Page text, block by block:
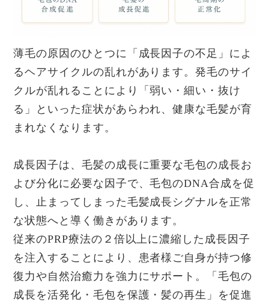
薄毛の原因のひとつに「成長因子の不足」によ
るヘアサイクルの乱れがあります。発毛のサイ
クルが乱れることにより「弱い・細い・抜け
る」といった症状があらわれ、健康な毛髪が育
まれなくなります。
成長因子は、毛髪の成長に重要な毛包の成長お
よび分化に必要な因子で、毛包のDNA合成を促
し、止まってしまった毛髪成長シグナルを正常
な状態へと導く働きがあります。
従来のPRP療法の２倍以上に濃縮した成長因子
を注入することにより、患者様ご自身が持つ修
復力や自然治癒力を強力にサポート。「毛包の
成長を活発化・毛包を保護・髪の再生」を促進